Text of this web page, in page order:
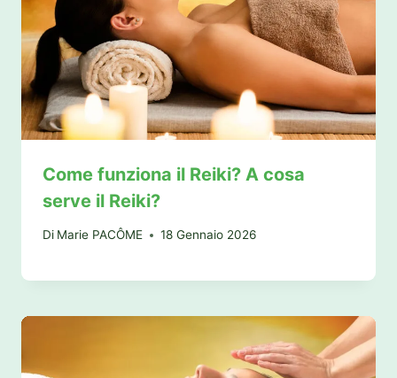
Come funziona il Reiki? A cosa
serve il Reiki?
Di Marie PACÔME 18 Gennaio 2026